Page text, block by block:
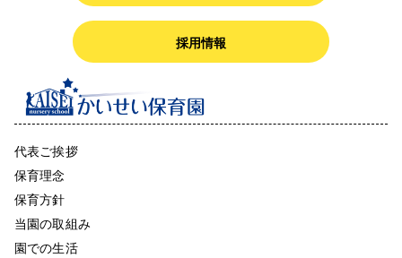
採用情報
代表ご挨拶
保育理念
保育方針
当園の取組み
園での生活